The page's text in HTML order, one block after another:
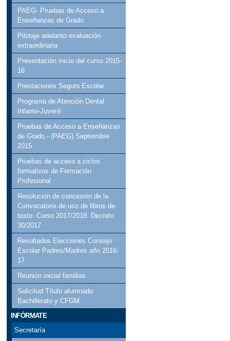
PAEG- Pruebas de Acceso a
Enseñanzas de Grado
Pilotaje adelanto evaluación
extraordinaria
Presentación inicio del curso 2015-
16
Prestaciones Seguro Escolar
Programa de Atención Dental
Infanto-Juvenil
Pruebas de Acceso a Enseñanzas
de Grado.- (PAEG) Septiembre
2015.
Pruebas de acceso a ciclos
formativos de Formación
Profesional
Resolución de concesión de la
Convocatoria de uso de libros de
texto. Curso 2017/2018. Decreto
30/2017
Resultados Elecciones Consejo
Escolar Padres/Madres año 2016-
17
Reunión inicial familias
Solicitud Título alumnado
Bachillerato y CFGM
INFÓRMATE
Secretaría